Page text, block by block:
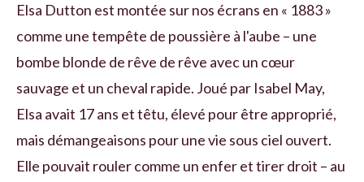
Elsa Dutton est montée sur nos écrans en « 1883 »
comme une tempête de poussière à l'aube – une
bombe blonde de rêve de rêve avec un cœur
sauvage et un cheval rapide. Joué par Isabel May,
Elsa avait 17 ans et têtu, élevé pour être approprié,
mais démangeaisons pour une vie sous ciel ouvert.
Elle pouvait rouler comme un enfer et tirer droit – au